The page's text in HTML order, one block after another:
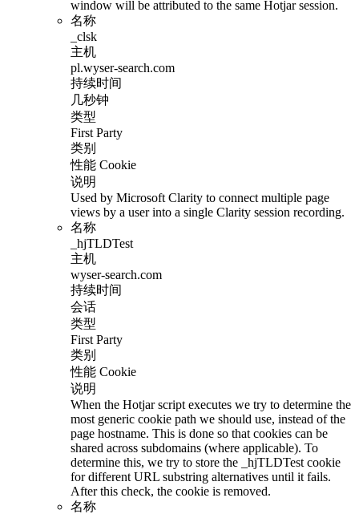
window will be attributed to the same Hotjar session.
名称
_clsk
主机
pl.wyser-search.com
持续时间
几秒钟
类型
First Party
类别
性能 Cookie
说明
Used by Microsoft Clarity to connect multiple page
views by a user into a single Clarity session recording.
名称
_hjTLDTest
主机
wyser-search.com
持续时间
会话
类型
First Party
类别
性能 Cookie
说明
When the Hotjar script executes we try to determine the
most generic cookie path we should use, instead of the
page hostname. This is done so that cookies can be
shared across subdomains (where applicable). To
determine this, we try to store the _hjTLDTest cookie
for different URL substring alternatives until it fails.
After this check, the cookie is removed.
名称